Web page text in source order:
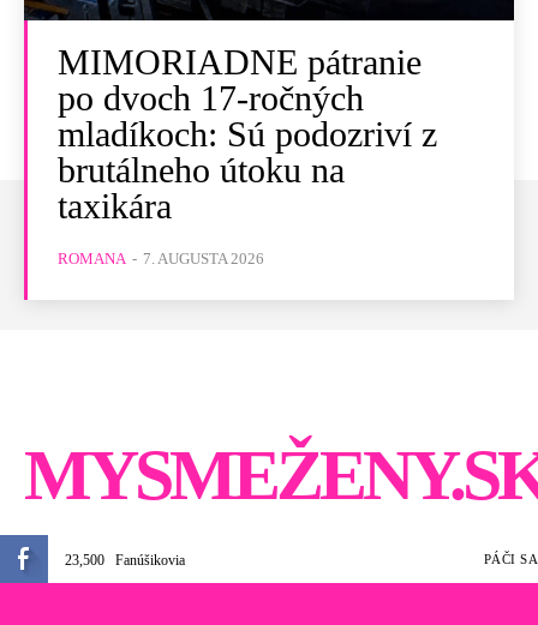
MIMORIADNE pátranie
po dvoch 17-ročných
mladíkoch: Sú podozriví z
brutálneho útoku na
taxikára
ROMANA - 7. AUGUSTA 2026
23,500 Fanúšikovia PÁČI SA